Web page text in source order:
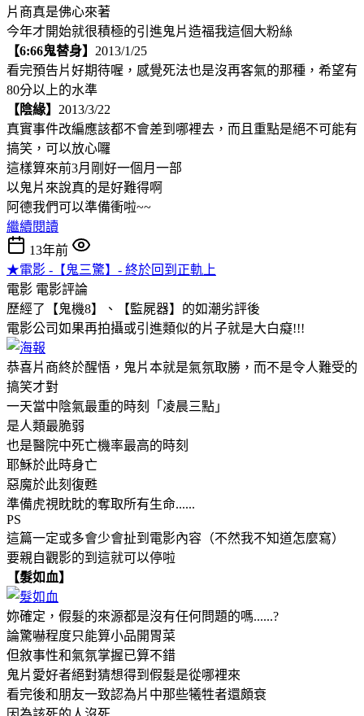
片商真是佛心來著
今年才開始就很積極的引進鬼片造福我這個大粉絲
【6:66鬼替身】 2013/1/25
看完預告片好期待喔，感覺死法也是沒再客氣的那種，希望有
80分以上的水準
【陰緣】 2013/3/22
真實事件改編應該都不會差到哪裡去，而且重點是絕不可能有
搞笑，可以放心囉
這樣算來前3月剛好一個月一部
以鬼片來說真的是好難得啊
阿德我們可以準備衝啦~~
繼續閱讀
13年前
★電影 -【鬼三驚】- 終於回到正軌上
電影 電影評論
歷經了【鬼機8】、【監屍器】的如潮劣評後
電影公司如果再拍攝或引進類似的片子就是大白癡!!!
恭喜片商終於醒悟，鬼片本就是氣氛取勝，而不是令人難受的
搞笑才對
一天當中陰氣最重的時刻「凌晨三點」
是人類最脆弱
也是醫院中死亡機率最高的時刻
耶穌於此時身亡
惡魔於此刻復甦
準備虎視眈眈的奪取所有生命......
PS
這篇一定或多會少會扯到電影內容（不然我不知道怎麼寫）
要親自觀影的到這就可以停啦
【髮如血】
妳確定，假髮的來源都是沒有任何問題的嗎......?
論驚嚇程度只能算小品開胃菜
但敘事性和氣氛掌握已算不錯
鬼片愛好者絕對猜想得到假髮是從哪裡來
看完後和朋友一致認為片中那些犧牲者還頗衰